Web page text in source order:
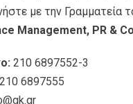
με την Γραμματεία
Management, PR &
210 6897552-3
6897555